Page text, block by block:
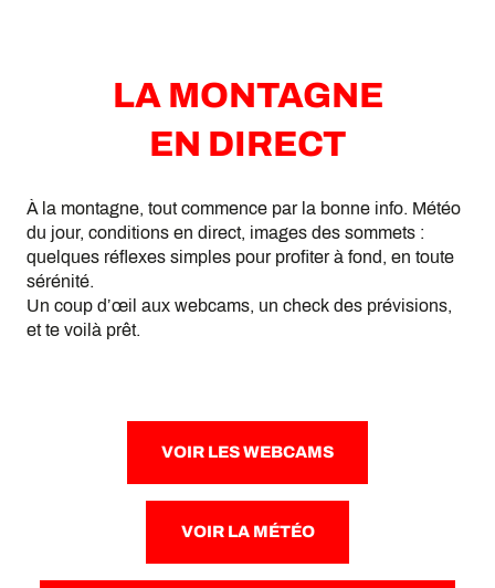
LA MONTAGNE
EN DIRECT
À la montagne, tout commence par la bonne info. Météo
du jour, conditions en direct, images des sommets :
quelques réflexes simples pour profiter à fond, en toute
sérénité.
Un coup d’œil aux webcams, un check des prévisions,
et te voilà prêt.
VOIR LES WEBCAMS
VOIR LA MÉTÉO